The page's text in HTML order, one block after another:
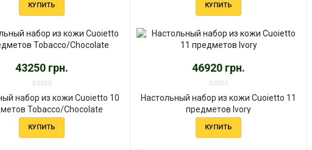
КУПИТЬ КУПИТЬ
43250 грн.
набор из кожи Cuoietto 10
Tobacco/Chocolate
КУПИТЬ
46920 грн.
Настольный набор из кожи Cuoietto 11
предметов Ivory
КУПИТЬ